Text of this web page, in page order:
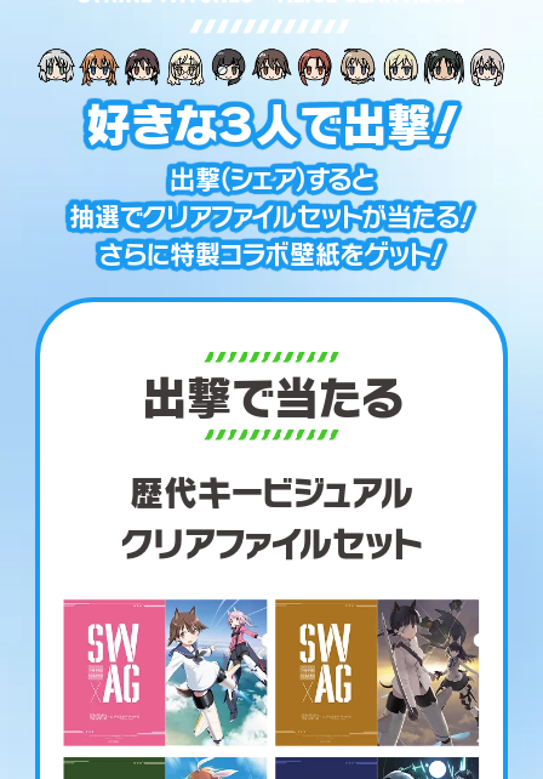
好きな３人で出撃！
出撃(シェア)すると
抽選でクリアファイルセットが当たる！
さらに特製コラボ壁紙をゲット！
出撃で当たる
歴代キービジュアル
クリアファイルセット